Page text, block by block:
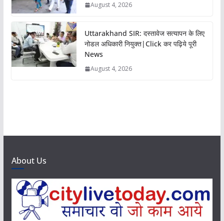
August 4, 2026
Uttarakhand SIR: दस्तावेज सत्यापन के लिए
नोडल अधिकारी नियुक्त|Click कर पढ़िये पूरी
News
August 4, 2026
About Us